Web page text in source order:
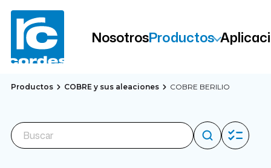
NosotrosProductos
Productos COBRE y sus aleaciones COBRE BERILIO